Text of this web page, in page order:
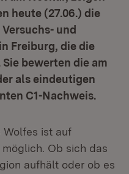
heute (27.06.) die
und
Freiburg, die die
bewerten die am
als ein­deutigen
C1-Nachweis.
Wolfes ist auf
Ob sich das
aufhält oder ob es